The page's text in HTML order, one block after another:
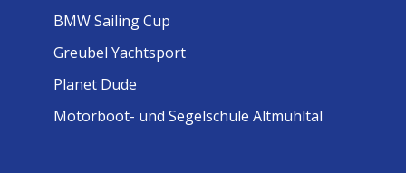
BMW Sailing Cup
Greubel Yachtsport
Planet Dude
Motorboot- und Segelschule Altmühltal